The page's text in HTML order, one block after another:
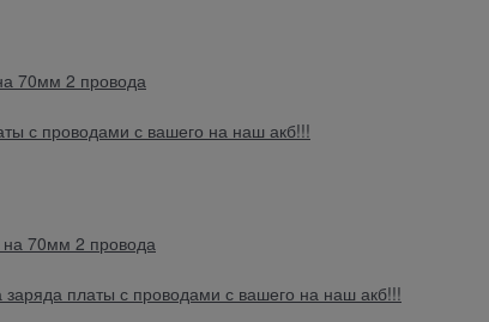
70мм 2 провода
с проводами с вашего на наш акб!!!
70мм 2 провода
заряда платы с проводами с вашего на наш акб!!!